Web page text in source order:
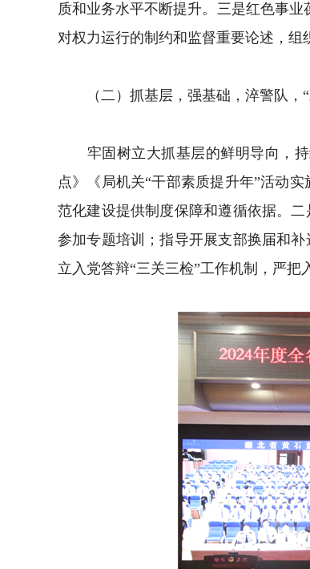
质和业务水平不断提升。三是红色事
对权力运行的制约和监督重要论述，组
（二）抓基层，强基础，淬警队，“
牢固树立大抓基层的鲜明导向，持
点》《局机关“干部素质提升年”活动
范化建设提供制度保障和遵循依据。
参加专题培训；指导开展支部换届和
立入党答辩“三关三检”工作机制，严把